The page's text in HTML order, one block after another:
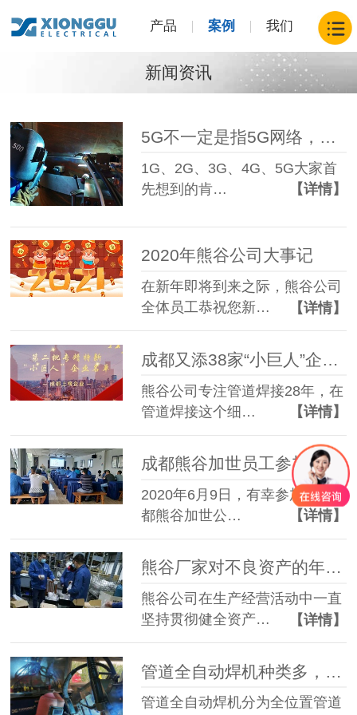
产品 案例 我们
新闻资讯
5G不一定是指5G网络，也有可能是指焊缝位置
1G、2G、3G、4G、5G大家首
先想到的肯…
【详情】
2020年熊谷公司大事记
在新年即将到来之际，熊谷公司
全体员工恭祝您新…
【详情】
成都又添38家“小巨人”企业， 熊谷上榜了！
熊谷公司专注管道焊接28年，在
管道焊接这个细…
【详情】
成都熊谷加世员工参加第三期“自我提升”班的心得
2020年6月9日，有幸参加了成
都熊谷加世公…
【详情】
熊谷厂家对不良资产的年终“大扫除”
熊谷公司在生产经营活动中一直
坚持贯彻健全资产…
【详情】
管道全自动焊机种类多，对操作者有哪些不同的要求？
管道全自动焊机分为全位置管道